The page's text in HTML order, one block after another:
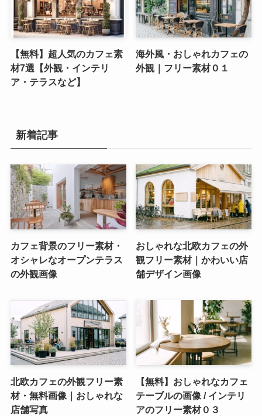
【無料】超人気のカフェ素
材7選【外観・インテリ
ア・テラスなど】
海外風・おしゃれカフェの
外観｜フリー素材０１
新着記事
カフェ背景のフリー素材・
オシャレなオープンテラス
の外観画像
おしゃれな北欧カフェの外
観フリー素材｜かわいい店
舗デザイン画像
北欧カフェの外観フリー素
材・無料画像｜おしゃれな
店舗写真
【無料】おしゃれなカフェ
テーブルの画像 / インテリ
アのフリー素材０３